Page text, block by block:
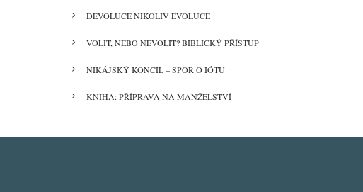
DEVOLUCE NIKOLIV EVOLUCE
VOLIT, NEBO NEVOLIT? BIBLICKÝ PŘÍSTUP
NIKÁJSKÝ KONCIL – SPOR O IÓTU
KNIHA: PŘÍPRAVA NA MANŽELSTVÍ